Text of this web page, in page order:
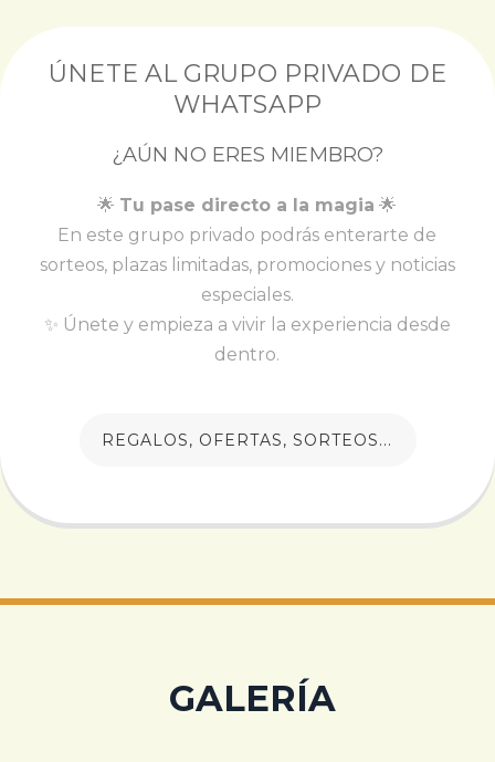
ÚNETE AL GRUPO PRIVADO DE
WHATSAPP
¿AÚN NO ERES MIEMBRO?
🌟 Tu pase directo a la magia 🌟
En este grupo privado podrás enterarte de
sorteos, plazas limitadas, promociones y noticias
especiales.
✨ Únete y empieza a vivir la experiencia desde
dentro.
REGALOS, OFERTAS, SORTEOS...
GALERÍA